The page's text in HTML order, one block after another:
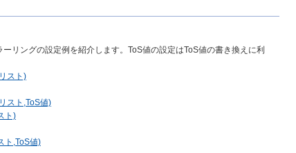
リングの設定例を紹介します。ToS値の設定はToS値の書き換えに利
スト)
スト,ToS値)
ト)
ト,ToS値)